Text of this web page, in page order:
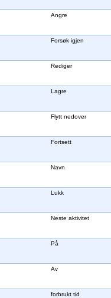
Angre
Forsøk igjen
Rediger
Lagre
Flytt nedover
Fortsett
Navn
Lukk
Neste aktivitet
På
Av
forbrukt tid